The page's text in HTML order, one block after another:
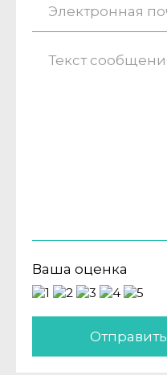
Ваша оценка
Отправить